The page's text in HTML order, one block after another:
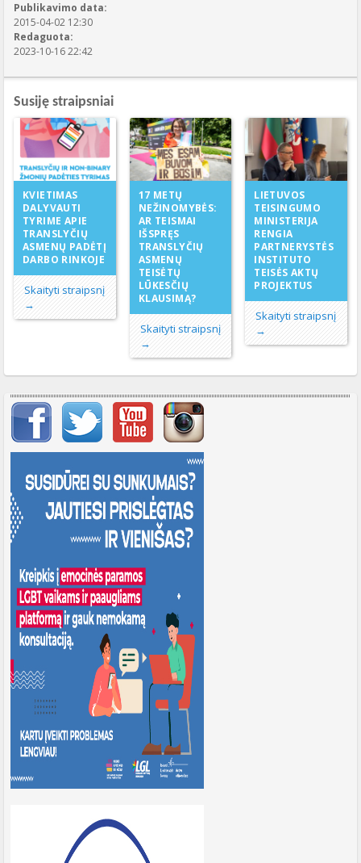
Publikavimo data:
2015-04-02 12:30
Redaguota:
2023-10-16 22:42
Susiję straipsniai
KVIETIMAS
DALYVAUTI
TYRIME APIE
TRANSLYČIŲ
ASMENŲ PADĖTĮ
DARBO RINKOJE
Skaityti straipsnį
→
17 METŲ
NEŽINOMYBĖS:
AR TEISMAI
IŠSPRĘS
TRANSLYČIŲ
ASMENŲ
TEISĖTŲ
LŪKESČIŲ
KLAUSIMĄ?
Skaityti straipsnį
→
LIETUVOS
TEISINGUMO
MINISTERIJA
RENGIA
PARTNERYSTĖS
INSTITUTO
TEISĖS AKTŲ
PROJEKTUS
Skaityti straipsnį
→
Svarbių įrašų meniu